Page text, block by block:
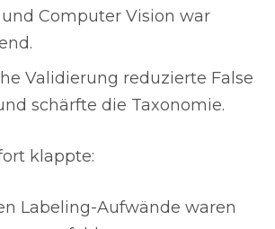
Computer Vision war
Validierung reduzierte False
schärfte die Taxonomie.
klappte:
Labeling-Aufwände waren